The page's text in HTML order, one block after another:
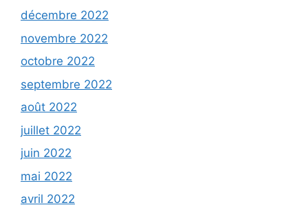
décembre 2022
novembre 2022
octobre 2022
septembre 2022
août 2022
juillet 2022
juin 2022
mai 2022
avril 2022